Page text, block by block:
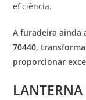
eficiência.
A furadeira ainda
70440,
proporcionar